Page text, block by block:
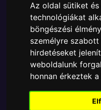
Az oldal sütiket
technológiákat
böngészési
személyre
hirdetéseket
weboldalunk
honnan érkeztek
Ára:9190 Ft
A Funko POP - Anime
terméke a Funko -
Rose Goku Black
amely ablakos
- várja új gazdáját.
TOVÁBB A